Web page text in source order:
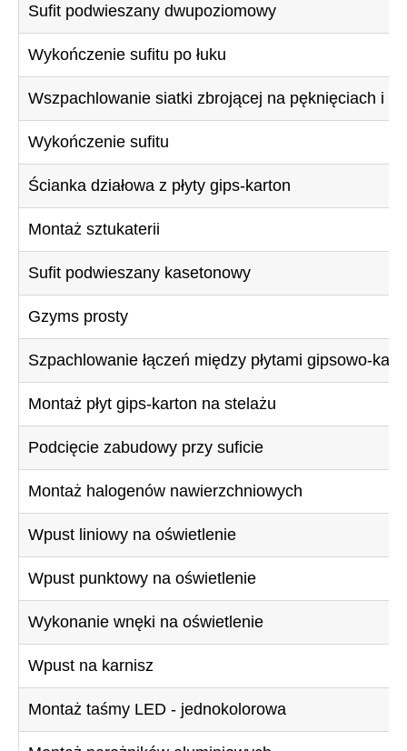
Sufit podwieszany dwupoziomowy
Wykończenie sufitu po łuku
Wszpachlowanie siatki zbrojącej na pęknięciach i
Wykończenie sufitu
Ścianka działowa z płyty gips-karton
Montaż sztukaterii
Sufit podwieszany kasetonowy
Gzyms prosty
Szpachlowanie łączeń między płytami gipsowo-
Montaż płyt gips-karton na stelażu
Podcięcie zabudowy przy suficie
Montaż halogenów nawierzchniowych
Wpust liniowy na oświetlenie
Wpust punktowy na oświetlenie
Wykonanie wnęki na oświetlenie
Wpust na karnisz
Montaż taśmy LED - jednokolorowa